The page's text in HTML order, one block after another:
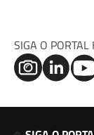
SIGA O